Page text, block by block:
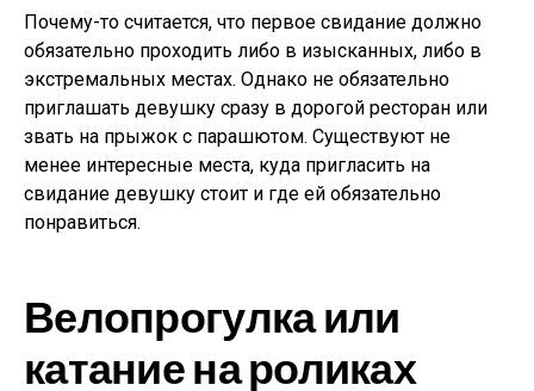
Почему-то считается, что первое свидание должно
обязательно проходить либо в изысканных, либо в
экстремальных местах. Однако не обязательно
приглашать девушку сразу в дорогой ресторан или
звать на прыжок с парашютом. Существуют не
менее интересные места, куда пригласить на
свидание девушку стоит и где ей обязательно
понравиться.
Велопрогулка или
катание на роликах